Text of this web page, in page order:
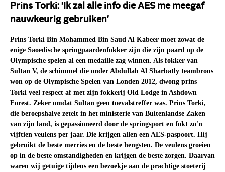
Prins Torki: 'Ik zal alle info die AES me meegaf
nauwkeurig gebruiken'
Prins Torki Bin Mohammed Bin Saud Al Kabeer moet zowat de
enige Saoedische springpaardenfokker zijn die zijn paard op de
Olympische spelen al een medaille zag winnen. Als fokker van
Sultan V, de schimmel die onder Abdullah Al Sharbatly teambrons
won op de Olympische Spelen van Londen 2012, dwong prins
Torki veel respect af met zijn fokkerij Old Lodge in Ashdown
Forest. Zeker omdat Sultan geen toevalstreffer was. Prins Torki,
die beroepshalve zetelt in het ministerie van Buitenlandse Zaken
van zijn land, is gepassioneerd door de springsport en fokt zo'n
vijftien veulens per jaar. Die krijgen allen een AES-paspoort. Hij
gebruikt de beste merries en de beste hengsten. De veulens groeien
op in de beste omstandigheden en krijgen de beste zorgen. Daarvan
waren wij getuige tijdens een bezoekje aan de prachtige stoeterij